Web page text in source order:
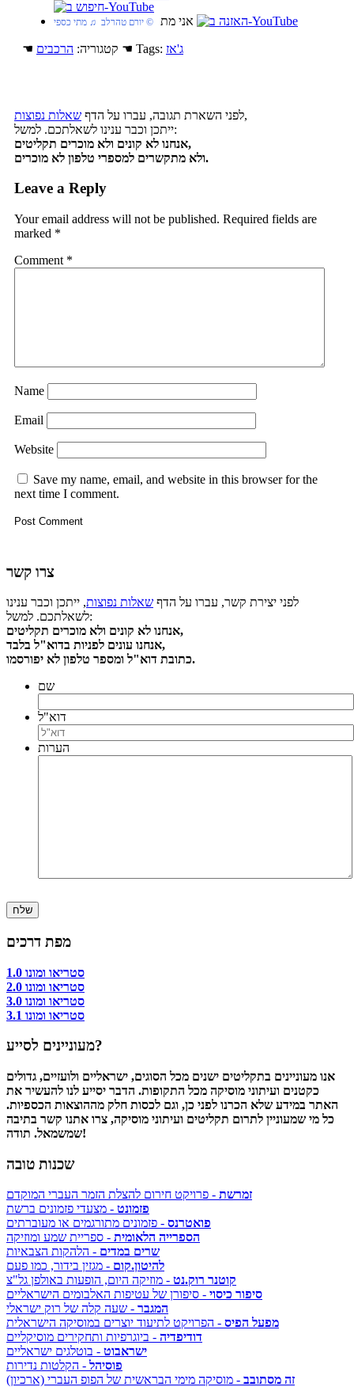
אני מת ‏ © יורם טהרלב‏ ♫ מתי כספי
☚ קטגוריה: הרכבים ☚ Tags: ג'אז
לפני השארת תגובה, עברו על הדף שאלות נפוצות
,
ייתכן וכבר ענינו לשאלתכם. למשל:
אנחנו לא קונים ולא מוכרים תקליטים,
ולא מתקשרים למספרי טלפון לא מוכרים.
Leave a Reply
Your email address will not be published. Required fields are
marked *
Comment *
Name
Email
Website
Save my name, email, and website in this browser for the
next time I comment.
צרו קשר
לפני יצירת קשר, עברו על הדף שאלות נפוצות, ייתכן וכבר ענינו
לשאלתכם. למשל:
אנחנו לא קונים ולא מוכרים תקליטים,
אנחנו עונים לפניות בדוא"ל בלבד,
כתובת דוא"ל ומספר טלפון לא יפורסמו.
שם
דוא"ל
הערות
שלח
מפת דרכים
סטריאו ומונו 1.0
סטריאו ומונו 2.0
סטריאו ומונו 3.0
סטריאו ומונו 3.1
מעוניינים לסייע?
אנו מעוניינים בתקליטים ישנים מכל הסוגים, ישראליים ולועזיים, גדולים
כקטנים ועיתוני מוסיקה מכל התקופות. הדבר יסייע לנו להעשיר את
האתר במידע שלא הכרנו לפני כן, וגם לכסות חלק מההוצאות הכספיות.
כל מי שמעוניין לתרום תקליטים ועיתוני מוסיקה, צרו אתנו קשר בתיבה
שמשמאל. תודה!
שכנות טובה
זמרשת - פרויקט חירום להצלת הזמר העברי המוקדם
פזמונט - מצעדי פזמונים ברשת
פואטרנס - פזמונים מתורגמים או מעוברתים
הספרייה הלאומית - ספריית שמע ומוזיקה
שרים במדים - הלהקות הצבאיות
להיטון.קום - מגזין בידור, כמו פעם
קוטנר רוק.נט - מוזיקה היום, הופעות באולפן גל"צ
סיפור כיסוי - סיפורן של עטיפות האלבומים הישראליים
המגבר - שעה קלה של רוק ישראלי
מפעל הפיס - הפרויקט לתיעוד יוצרים במוסיקה הישראלית
דודיפדיה - ביוגרפיות ותחקירים מוסיקליים
ישראבוט - בוטלגים ישראליים
פוסיהל - הקלטות נדירות
זה מסתובב - מוסיקה מימי הבראשית של הפופ העברי (ארכיון)